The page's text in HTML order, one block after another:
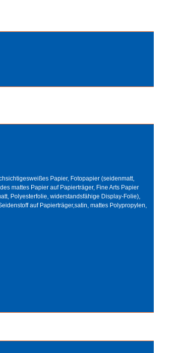
Papier, Fotopapier (seidenmatt,
mattes Papier auf Papierträger, Fine Arts Papier
Polyesterfolie, widerstandsfähige Display-Folie),
auf Papierträger,satin, mattes Polypropylen,